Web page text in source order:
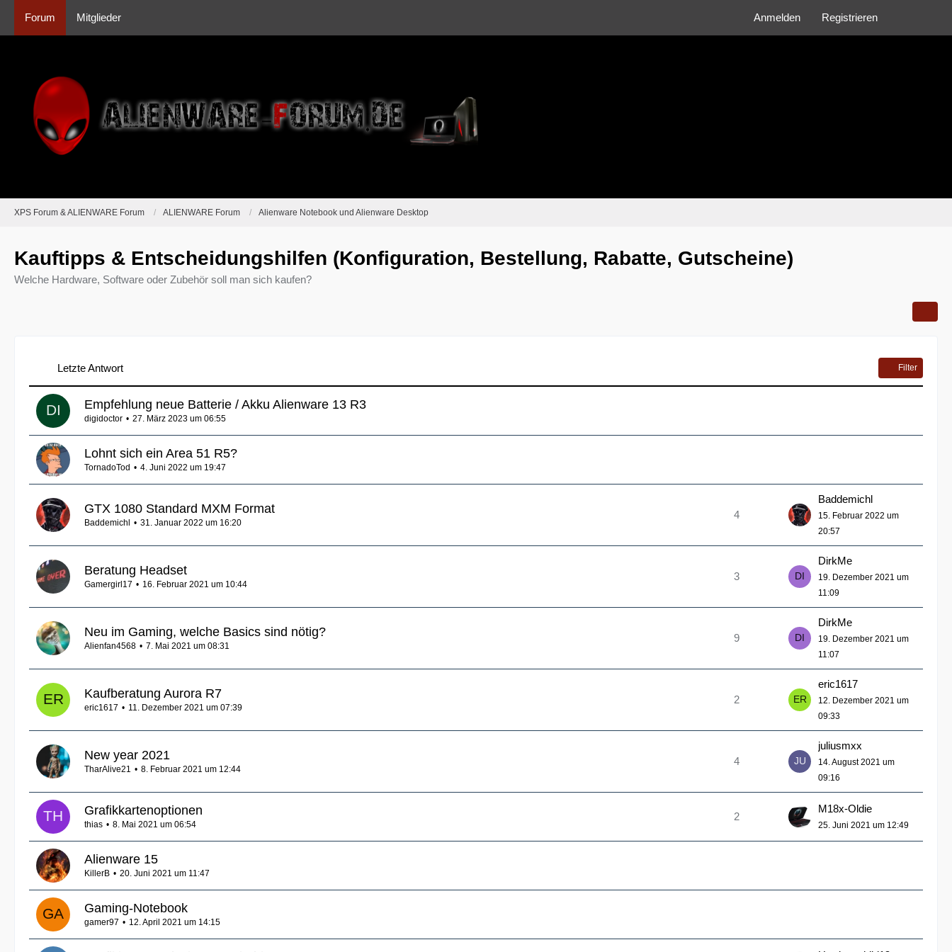
Forum Mitglieder Anmelden Registrieren
XPS Forum & ALIENWARE Forum ALIENWARE Forum Alienware Notebook und Alienware Desktop
Kauftipps & Entscheidungshilfen (Konfiguration, Bestellung, Rabatte, Gutscheine)
Welche Hardware, Software oder Zubehör soll man sich kaufen?
Letzte Antwort Filter
Empfehlung neue Batterie / Akku Alienware 13 R3
digidoctor 27. März 2023 um 06:55
Lohnt sich ein Area 51 R5?
TornadoTod 4. Juni 2022 um 19:47
GTX 1080 Standard MXM Format
Baddemichl 31. Januar 2022 um 16:20
4
Baddemichl
15. Februar 2022 um
20:57
Beratung Headset
Gamergirl17 16. Februar 2021 um 10:44
3
DirkMe
19. Dezember 2021 um
11:09
Neu im Gaming, welche Basics sind nötig?
Alienfan4568 7. Mai 2021 um 08:31
9
DirkMe
19. Dezember 2021 um
11:07
Kaufberatung Aurora R7
eric1617 11. Dezember 2021 um 07:39
2
eric1617
12. Dezember 2021 um
09:33
New year 2021
TharAlive21 8. Februar 2021 um 12:44
4
juliusmxx
14. August 2021 um
09:16
Grafikkartenoptionen
thias 8. Mai 2021 um 06:54
2
M18x-Oldie
25. Juni 2021 um 12:49
Alienware 15
KillerB 20. Juni 2021 um 11:47
Gaming-Notebook
gamer97 12. April 2021 um 14:15